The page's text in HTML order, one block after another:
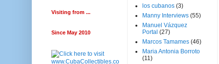
Visiting from ...
Since May 2010
los cubanos (3)
Manny Interviews (55)
Manuel Vázquez
Portal (27)
Marcos Tamames (46)
Maria Antonia Borroto
(11)